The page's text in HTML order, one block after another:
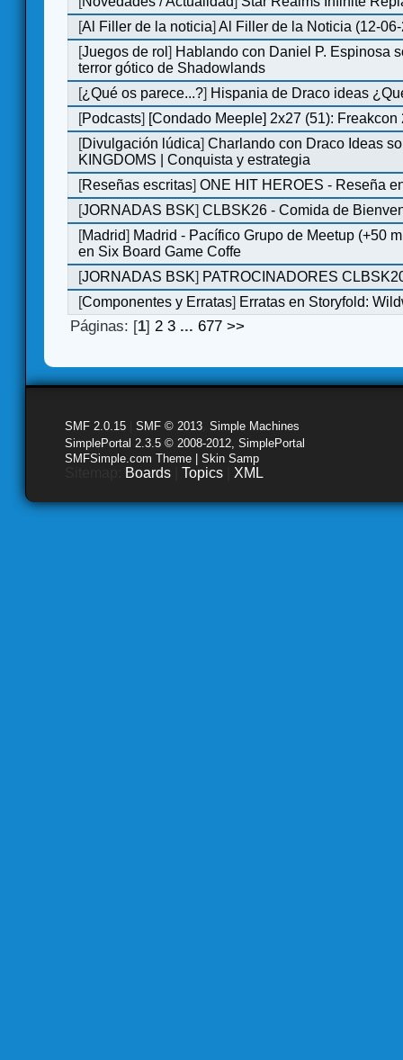
[Al Filler de la noticia]Al Filler de la Noticia (12-
[Juegos de rol] Hablando con Daniel P. Espinosa
terror gótico de Shadowlands
[¿Qué os parece...?] Hispania de Draco ideas
[Podcasts] [Condado Meeple] 2x27 (51): Freakcon
[Divulgación lúdica]Charlando con Draco Ideas
KINGDOMS | Conquista y estrategia
[Reseñas escritas]ONE HIT HEROES - Reseña
[JORNADAS BSK]CLBSK26 - Comida de
[Madrid] Madrid - Pacífico Grupo de Meetup (+50
en Six Board Game Coffe
[JORNADAS BSK] PATROCINADORES
[Componentes y Erratas] Erratas en Storyfold:
Páginas: [1]2 3 ...677 >>
SMF 2.0.15 SMF © 2013 Simple Machines
SimplePortal 2.3.5 © 2008-2012, SimplePortal
SMFSimple.com Theme | Skin Samp
Boards Topics XML